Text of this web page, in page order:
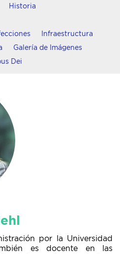
Historia
Infraestructura
Galería de Imágenes
Dei
por la Universidad
es docente en las